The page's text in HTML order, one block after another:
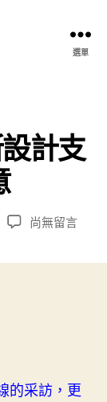
選單
計支
在
計
支
尚無留言
的采訪，更